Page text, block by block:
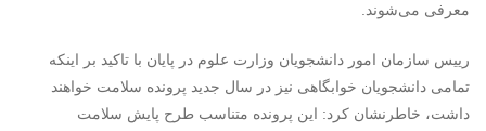
معرفی می‌شوند.
رییس سازمان امور دانشجویان وزارت علوم در پایان با تاکید بر اینکه
تمامی دانشجویان خوابگاهی نیز در سال جدید پرونده سلامت خواهند
داشت، خاطرنشان کرد: این پرونده متناسب طرح پایش سلامت